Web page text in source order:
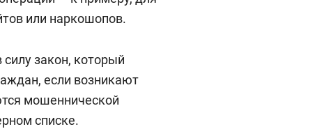
или наркошопов.
закон, который
если возникают
мошеннической
списке.